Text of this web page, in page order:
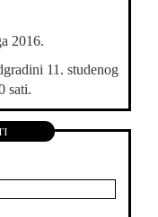
2016.
11. studenog
sati.